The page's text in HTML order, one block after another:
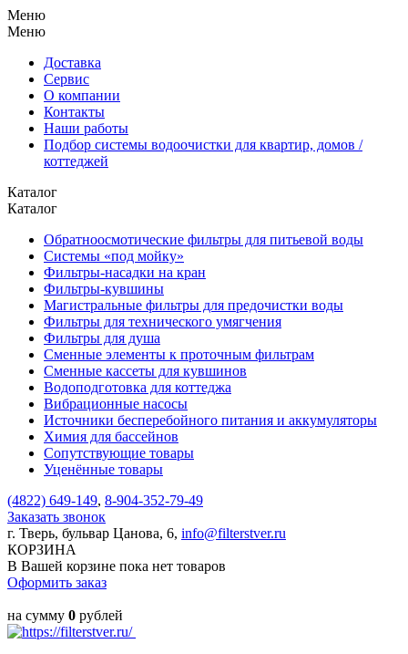
Меню
Меню
Доставка
Сервис
О компании
Контакты
Наши работы
Подбор системы водоочистки для квартир, домов /
коттеджей
Каталог
Каталог
Обратноосмотические фильтры для питьевой воды
Системы «под мойку»
Фильтры-насадки на кран
Фильтры-кувшины
Магистральные фильтры для предочистки воды
Фильтры для технического умягчения
Фильтры для душа
Сменные элементы к проточным фильтрам
Сменные кассеты для кувшинов
Водоподготовка для коттеджа
Вибрационные насосы
Источники бесперебойного питания и аккумуляторы
Химия для бассейнов
Сопутствующие товары
Уценённые товары
(4822) 649-149, 8-904-352-79-49
Заказать звонок
г. Тверь, бульвар Цанова, 6, info@filterstver.ru
КОРЗИНА
В Вашей корзине пока нет товаров
Оформить заказ
на сумму 0 рублей